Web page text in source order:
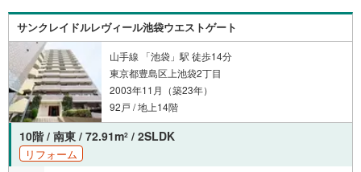
サンクレイドルレヴィール池袋ウエストゲート
山手線 「池袋」駅 徒歩14分
東京都豊島区上池袋2丁目
2003年11月（築23年）
92戸 / 地上14階
10階 / 南東 / 72.91m2 / 2SLDK
リフォーム